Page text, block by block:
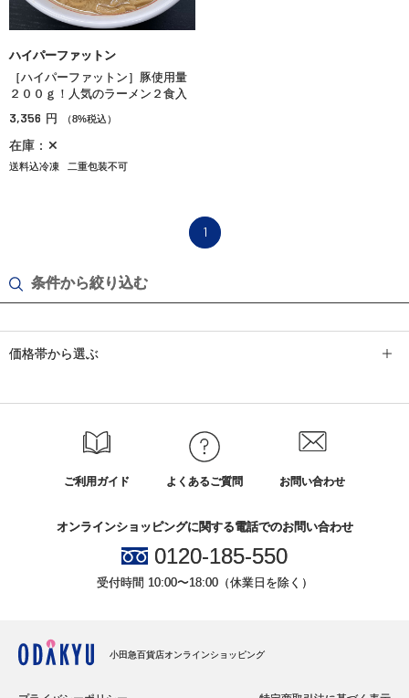
条件から絞り込む
価格帯から選ぶ
ハイパーファットン
［ハイパーファットン］豚使用量
２００ｇ！人気のラーメン２食入
3,356 円 （8%税込）
在庫：✕
送料込冷凍 二重包装不可
1
ご利用ガイド よくあるご質問 お問い合わせ
オンラインショッピングに関する電話でのお問い合わせ
0120-185-550
受付時間 10:00〜18:00（休業日を除く）
小田急百貨店オンラインショッピング